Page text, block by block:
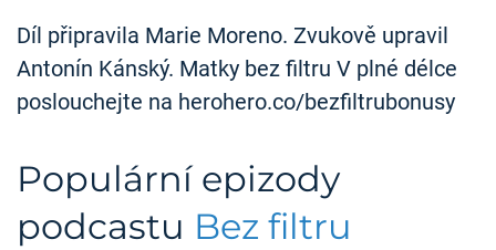
Díl připravila Marie Moreno. Zvukově upravil
Antonín Kánský. Matky bez filtru V plné délce
poslouchejte na herohero.co/bezfiltrubonusy
Populární epizody
podcastu Bez filtru